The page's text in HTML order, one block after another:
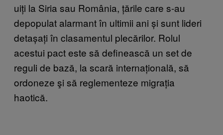
uiți la Siria sau România, țările care s-au
depopulat alarmant în ultimii ani și sunt lideri
detașați în clasamentul plecărilor. Rolul
acestui pact este să definească un set de
reguli de bază, la scară internațională, să
ordoneze şi să reglementeze migrația
haotică.